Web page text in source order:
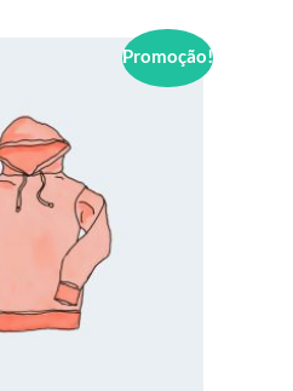
Promoção!